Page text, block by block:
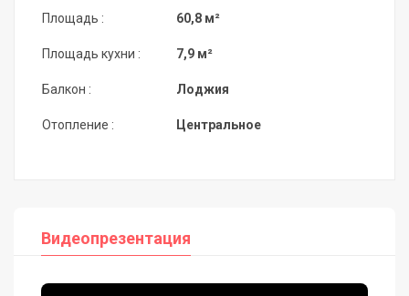
Площадь :
Площадь кухни :
Балкон :
Отопление :
60,8 м²
7,9 м²
Лоджия
Центральное
Видеопрезентация